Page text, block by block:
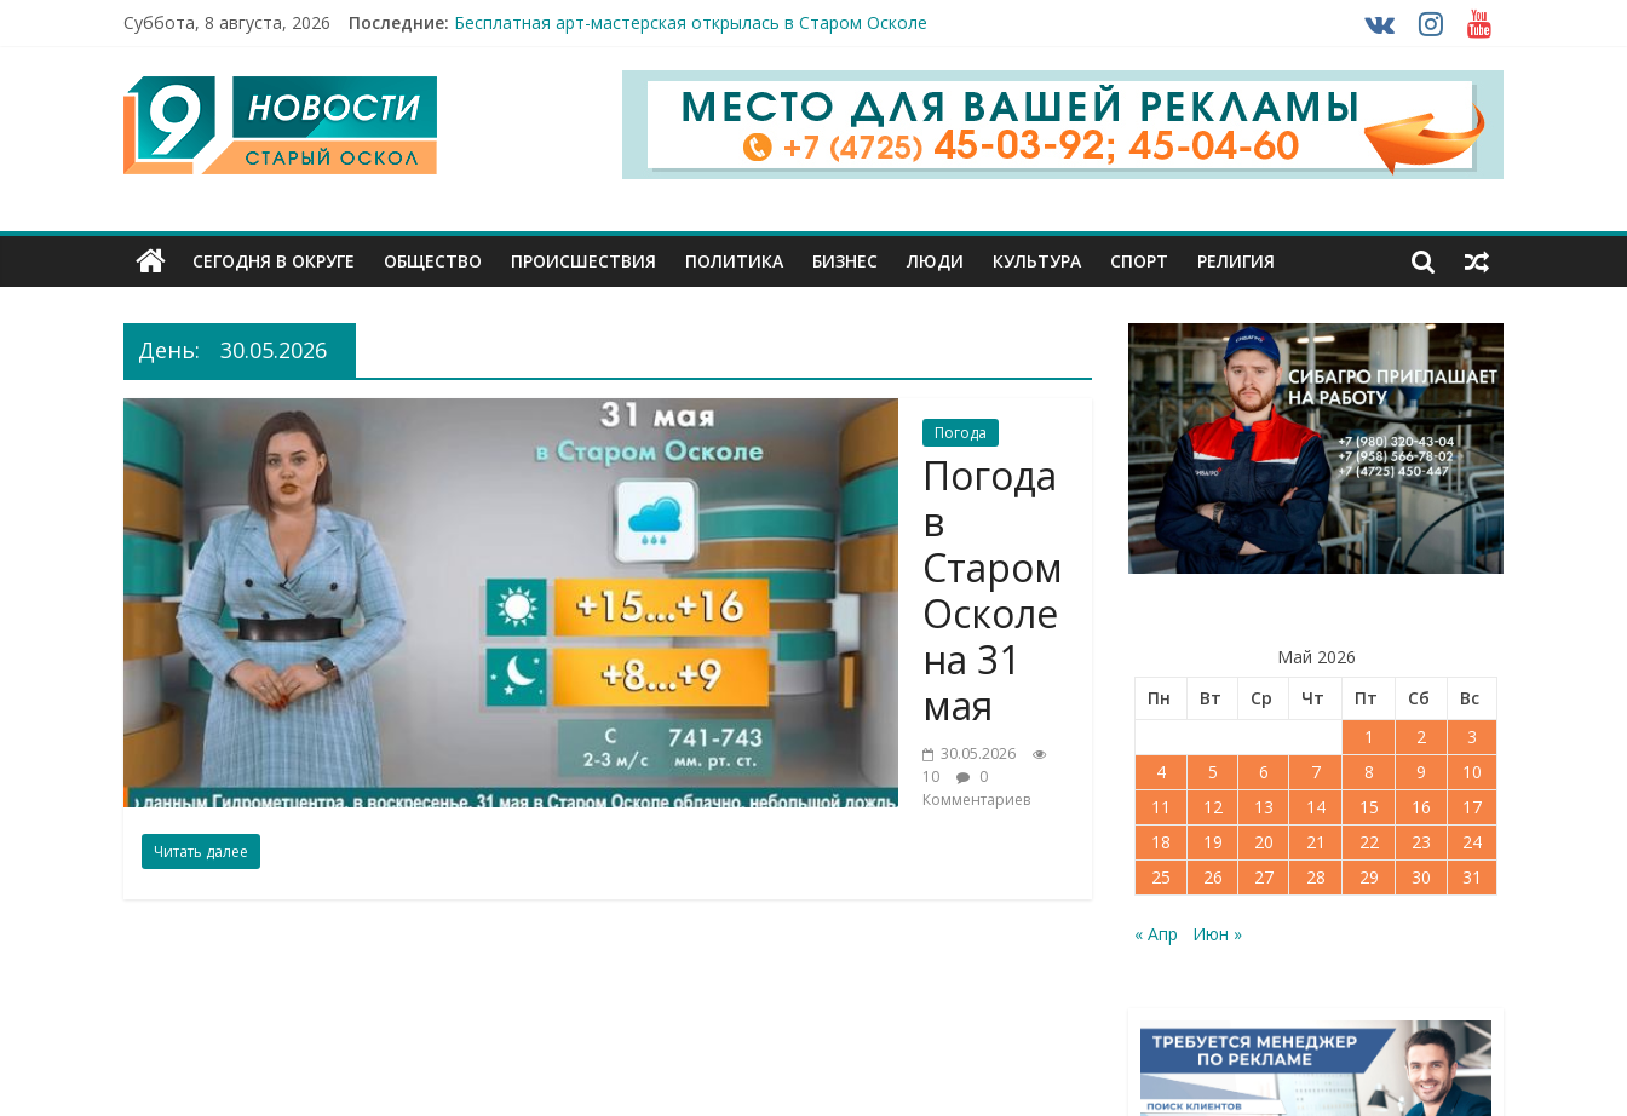
Суббота, 8 августа, 2026 Последние: Бесплатная арт-мастерская открылась в Старом Осколе
49,5 млн руб. похитили мошенники у жителей Белгородчины под предлогом ввоза машин из-за рубежа
Строители принимают поздравления с профессиональным праздником
Праздник спорта и достижений: в Старом Осколе отметили День физкультурника
9
Канал
Старый
Оскол
СЕГОДНЯ В ОКРУГЕ ОБЩЕСТВО ПРОИСШЕСТВИЯ ПОЛИТИКА БИЗНЕС ЛЮДИ КУЛЬТУРА СПОРТ РЕЛИГИЯ
День: 30.05.2026
Погода
Погода
в
Старом
Осколе
на 31
мая
30.05.2026
10
0
Комментариев
Читать далее
Май 2026
Пн
Вт Ср Чт Пт Сб
Вс
1
2
3
4
5 6 7 8 9
10
11
12 13 14 15 16
17
18
19 20 21 22 23
24
25
26 27 28 29 30 31
« Апр Июн »